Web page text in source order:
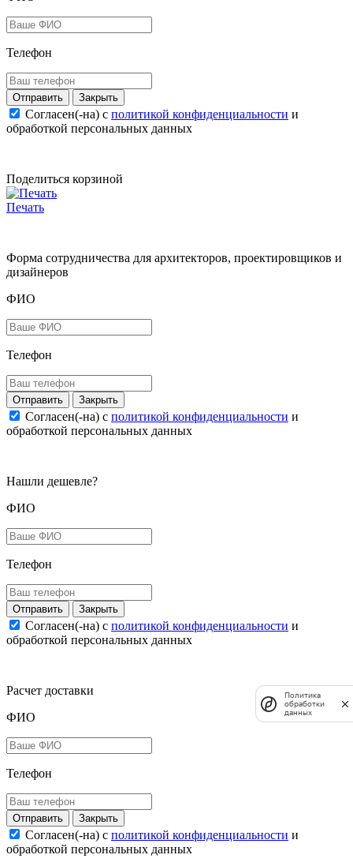
Телефон
Закрыть
Согласен(-на) c политикой конфиденциальности и
обработкой персональных данных
Поделиться корзиной
Печать
Форма сотрудничества для архитекторов, проектировщиков и
дизайнеров
ФИО
Телефон
Закрыть
Согласен(-на) c политикой конфиденциальности и
обработкой персональных данных
Нашли дешевле?
ФИО
Телефон
Закрыть
Согласен(-на) c политикой конфиденциальности и
обработкой персональных данных
Расчет доставки
ФИО
Телефон
Закрыть
Согласен(-на) c политикой конфиденциальности и
обработкой персональных данных
Политика
обработки
данных